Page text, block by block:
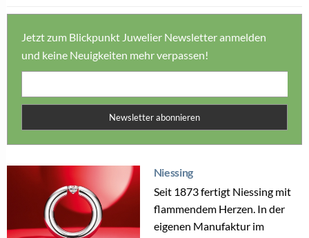
Jetzt zum Blickpunkt Juwelier Newsletter anmelden
und keine Neuigkeiten mehr verpassen!
Newsletter abonnieren
Niessing
Seit 1873 fertigt Niessing mit
flammendem Herzen. In der
eigenen Manufaktur im